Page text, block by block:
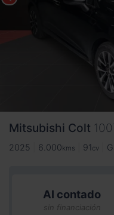
Mitsubishi Colt
2025 6.000kms 91 cv
Al contado
sin financiación